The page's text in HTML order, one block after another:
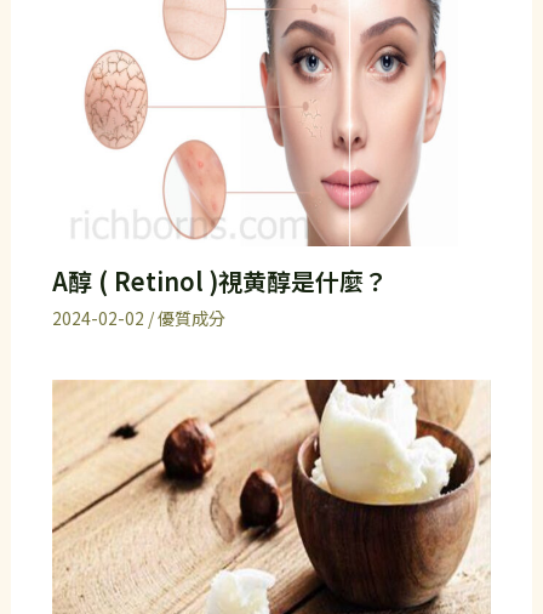
A醇 ( Retinol )視黄醇是什麼？
2024-02-02 /優質成分